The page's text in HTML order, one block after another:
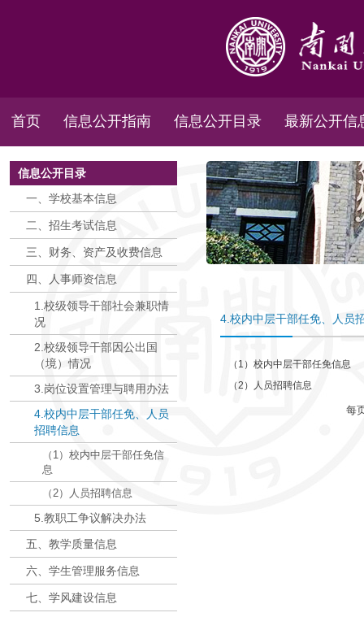
首页 信息公开指南 信息公开目录 最新公开信
信息公开目录
一、学校基本信息
二、招生考试信息
三、财务、资产及收费信息
四、人事师资信息
1.校级领导干部社会兼职情
况
2.校级领导干部因公出国
（境）情况
3.岗位设置管理与聘用办法
4.校内中层干部任免、人员
招聘信息
（1）校内中层干部任免信
息
（2）人员招聘信息
5.教职工争议解决办法
五、教学质量信息
六、学生管理服务信息
七、学风建设信息
4.校内中层干部任免、人员
（1）校内中层干部任免信息
（2）人员招聘信息
每